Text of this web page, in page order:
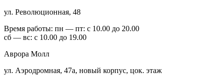
ул. Революционная, 48
Время работы: пн — пт: с 10.00 до 20.00
сб — вс: с 10.00 до 19.00
Аврора Молл
ул. Аэродромная, 47а, новый корпус, цок. этаж